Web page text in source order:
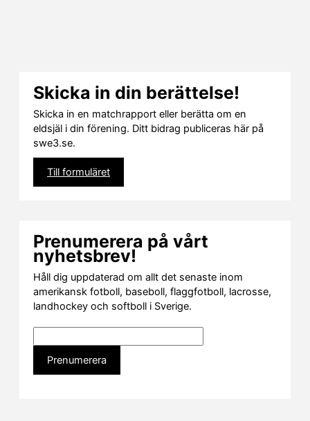
Skicka in din berättelse!
Skicka in en matchrapport eller berätta om en
eldsjäl i din förening. Ditt bidrag publiceras här på
swe3.se.
Till formuläret
Prenumerera på vårt
nyhetsbrev!
Håll dig uppdaterad om allt det senaste inom
amerikansk fotboll, baseboll, flaggfotboll, lacrosse,
landhockey och softboll i Sverige.